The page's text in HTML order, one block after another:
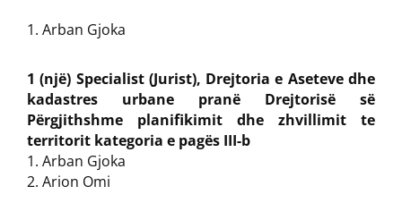
Arban Gjoka
1 (një) Specialist (Jurist), Drejtoria e Aseteve dhe
kadastres urbane pranë Drejtorisë së
Përgjithshme planifikimit dhe zhvillimit te
territorit kategoria e pagës III-b
1. Arban Gjoka
2. Arion Omi